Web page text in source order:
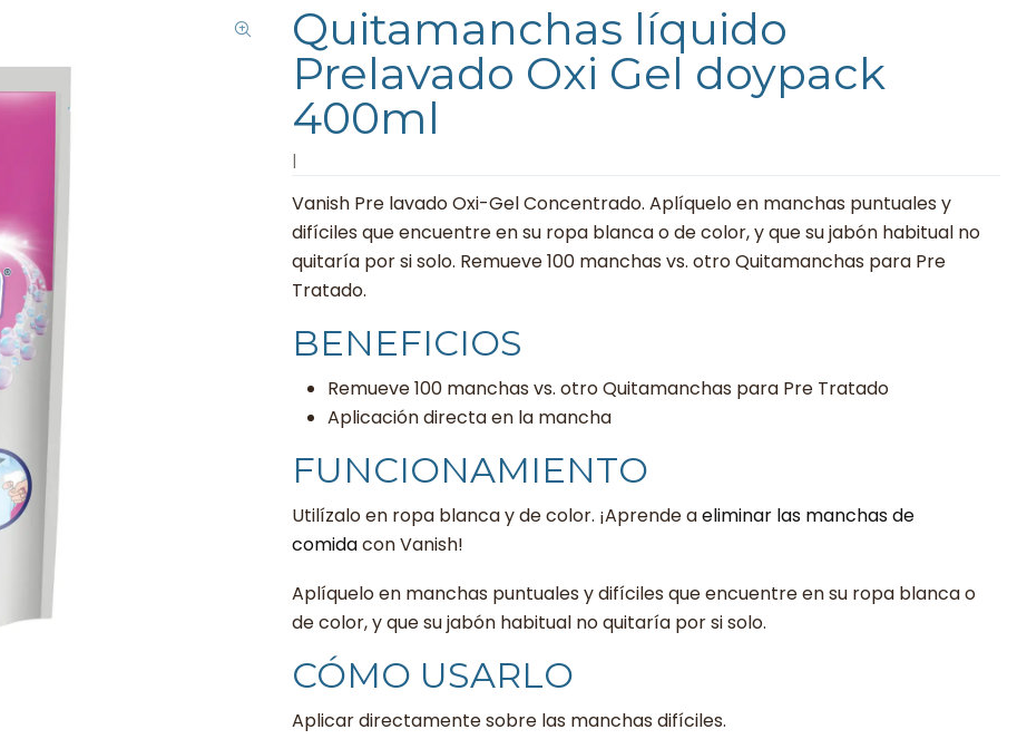
Quitamanchas líquido
Prelavado Oxi Gel doypack
400ml
Vanish Pre lavado Oxi-Gel Concentrado. Aplíquelo en manchas puntuales y
difíciles que encuentre en su ropa blanca o de color, y que su jabón habitual no
quitaría por si solo. Remueve 100 manchas vs. otro Quitamanchas para Pre
Tratado.
BENEFICIOS
Remueve 100 manchas vs. otro Quitamanchas para Pre Tratado
Aplicación directa en la mancha
FUNCIONAMIENTO
Utilízalo en ropa blanca y de color. ¡Aprende aeliminar las manchas de
comidacon Vanish!
Aplíquelo en manchas puntuales y difíciles que encuentre en su ropa blanca o
de color, y que su jabón habitual no quitaría por si solo.
CÓMO USARLO
Aplicar directamente sobre las manchas difíciles.